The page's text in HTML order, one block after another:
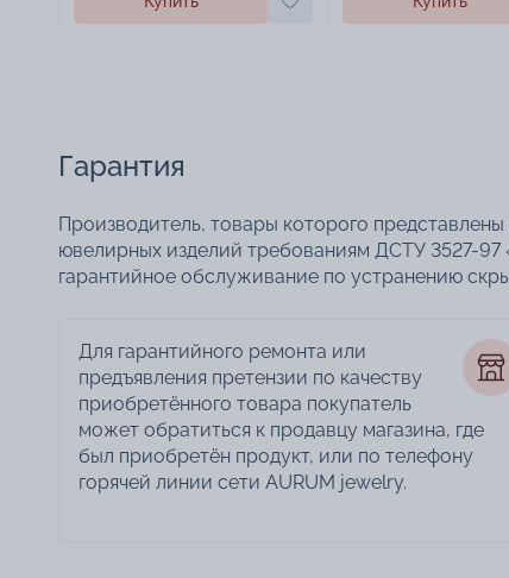
Гарантия
Производитель, товары которого
ювелирных изделий требованиям ДСТУ 3527-97
гарантийное обслуживание по устранению
Для гарантийного ремонта или
предъявления претензии по качеству
приобретённого товара покупатель
может обратиться к продавцу магазина, где
был приобретён продукт, или по телефону
горячей линии сети AURUM jewelry.